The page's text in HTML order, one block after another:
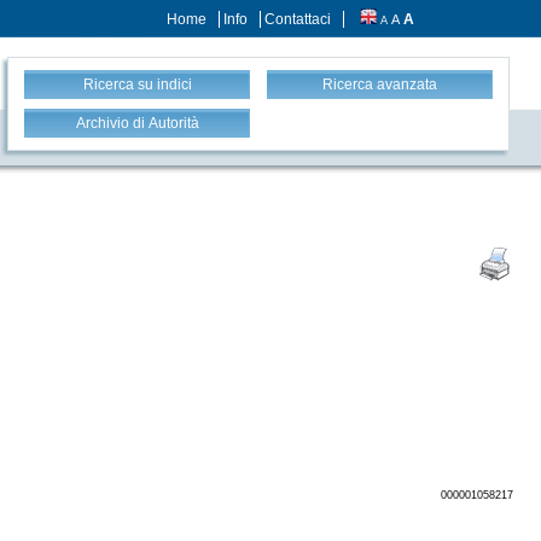
Home Info Contattaci A A A
Ricerca su indici Ricerca avanzata
Archivio di Autorità